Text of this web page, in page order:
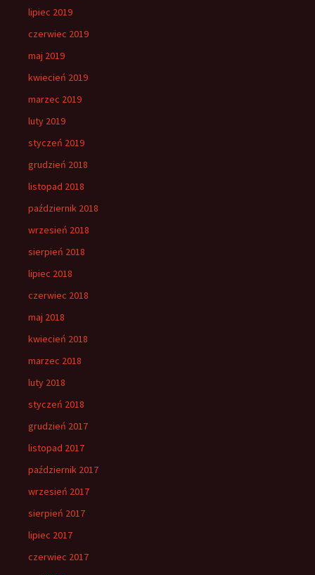
lipiec 2019
czerwiec 2019
maj 2019
kwiecień 2019
marzec 2019
luty 2019
styczeń 2019
grudzień 2018
listopad 2018
październik 2018
wrzesień 2018
sierpień 2018
lipiec 2018
czerwiec 2018
maj 2018
kwiecień 2018
marzec 2018
luty 2018
styczeń 2018
grudzień 2017
listopad 2017
październik 2017
wrzesień 2017
sierpień 2017
lipiec 2017
czerwiec 2017